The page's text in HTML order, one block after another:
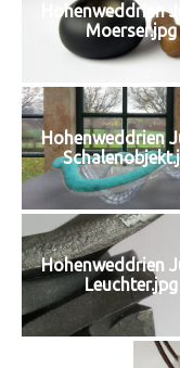
Hohenweddrien
Moerser.jpg
Hohenweddrien
Hohenweddrien
Leuchter.jpg